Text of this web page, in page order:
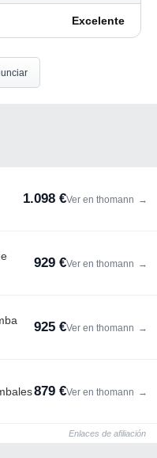
Excelente
1.098 €Ver en thomann →
929 €Ver en thomann →
925 €Ver en thomann →
879 €Ver en thomann →
Enlaces de afiliación